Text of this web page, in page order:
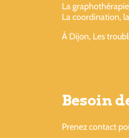
La
La coordination,
À Dijon, Les
Besoin
Prenez contact